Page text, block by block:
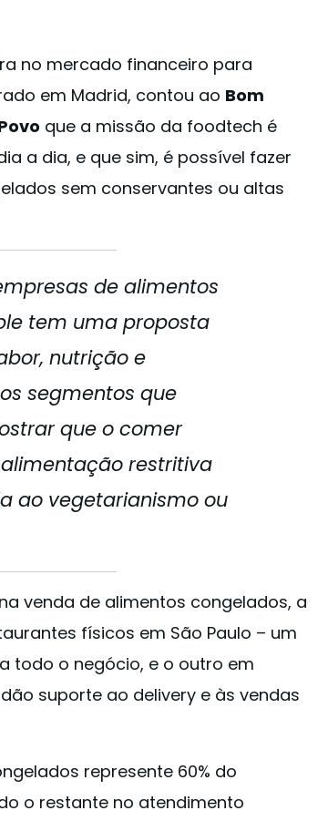
no mercado financeiro para
em Madrid, contou ao Bom
que a missão da foodtech é
a dia, e que sim, é possível fazer
sem conservantes ou altas
de alimentos
tem uma proposta
nutrição e
segmentos que
que o comer
restritiva
ao vegetarianismo ou
venda de alimentos congelados, a
físicos em São Paulo – um
todo o negócio, e o outro em
suporte ao delivery e às vendas
represente 60% do
o restante no atendimento